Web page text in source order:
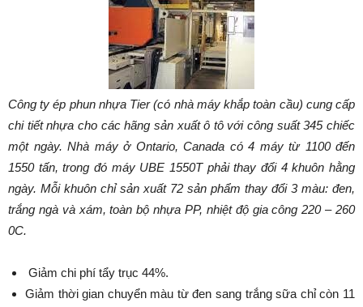
Công ty ép phun nhựa Tier (có nhà máy khắp toàn cầu) cung cấp
chi tiết nhựa cho các hãng sản xuất ô tô với công suất 345 chiếc
một ngày. Nhà máy ở Ontario, Canada có 4 máy từ 1100 đến
1550 tấn, trong đó máy UBE 1550T phải thay đổi 4 khuôn hằng
ngày. Mỗi khuôn chỉ sản xuất 72 sản phẩm thay đổi 3 màu: đen,
trắng ngà và xám, toàn bộ nhựa PP, nhiệt độ gia công 220 – 260
0C.
Giảm chi phí tẩy trục 44%.
Giảm thời gian chuyển màu từ đen sang trắng sữa chỉ còn 11